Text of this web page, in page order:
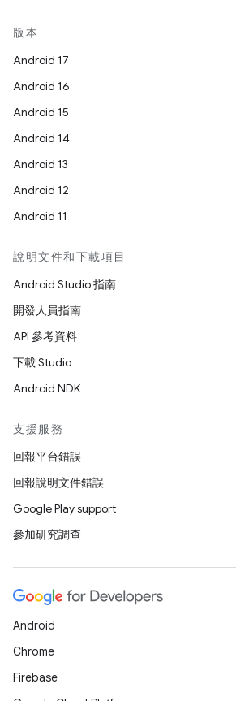
版本
Android 17
Android 16
Android 15
Android 14
Android 13
Android 12
Android 11
說明文件和下載項目
Android Studio 指南
開發人員指南
API 參考資料
下載 Studio
Android NDK
支援服務
回報平台錯誤
回報說明文件錯誤
Google Play support
參加研究調查
Android
Chrome
Firebase